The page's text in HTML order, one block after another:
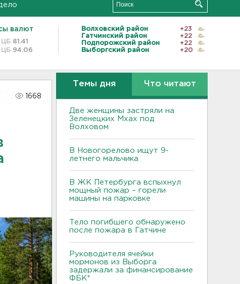
валют
ЦБ 81.41
ЦБ 94.06
Волховский район
+23
Гатчинский район
+22
Подпорожский район
+22
Выборгский район
+20
1668
Темы дня Что читают
Две женщины застряли на
Зеленецких Мхах под
Волховом
В Новогорелово ищут 9-
летнего мальчика
В ЖК Петербурга вспыхнул
мощный пожар – горели
машины на парковке
Тело погибшего обнаружено
после пожара в Гатчине
Руководителя ячейки
мормонов из Выборга
задержали за финансирование
ФБК*